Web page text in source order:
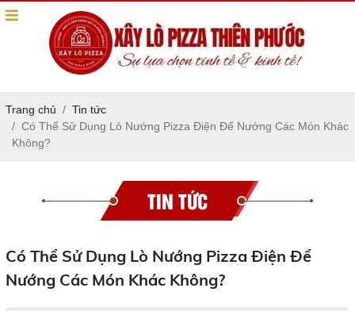
Trang chủ
Tin tức
Có Thể Sử Dụng Lò Nướng Pizza Điện Để Nướng Các Món Khác
Không?
TIN TỨC
Có Thể Sử Dụng Lò Nướng Pizza Điện Để
Nướng Các Món Khác Không?